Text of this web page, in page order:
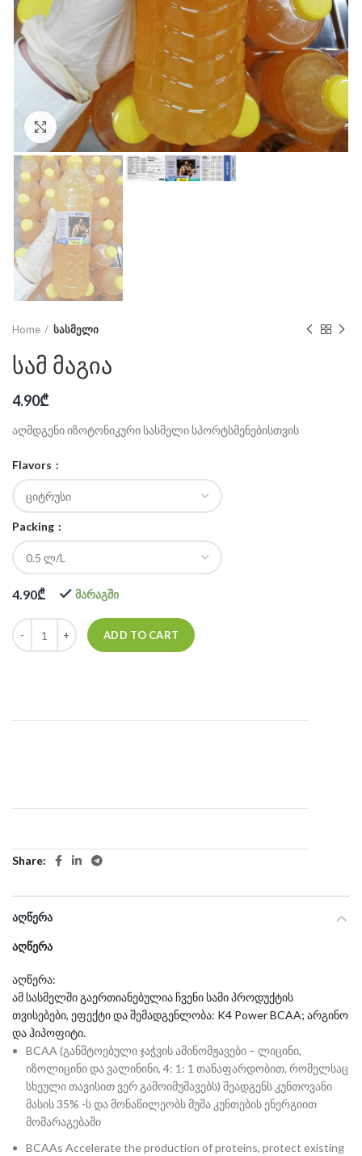
Click to enlarge
Home სასმელი
სამ მაგია
4.90₾
აღმდგენი იზოტონიკური სასმელი სპორტსმენებისთვის
Flavors
Packing
4.90₾ მარაგში
ADD TO CART
Share
ᲐᲦᲬᲔᲠᲐ
ᲐᲦᲬᲔᲠᲐ
აღწერა:
ამ სასმელში გაერთიანებულია ჩვენი სამი პროდუქტის
თვისებები, ეფექტი და შემადგენლობა: K4 Power BCAA; არგინო
და ჰიპოფიტი.
BCAA (განშტოებული ჯაჭვის ამინომჟავები – ლიცინი,
იზოლიცინი და ვალინინი, 4: 1: 1 თანაფარდობით, რომელსაც
სხეული თავისით ვერ გამოიმუშავებს) შეადგენს კუნთოვანი
მასის 35% -ს და მონაწილეობს მუშა კუნთების ენერგიით
მომარაგებაში
BCAAs Accelerate the production of proteins, protect existing